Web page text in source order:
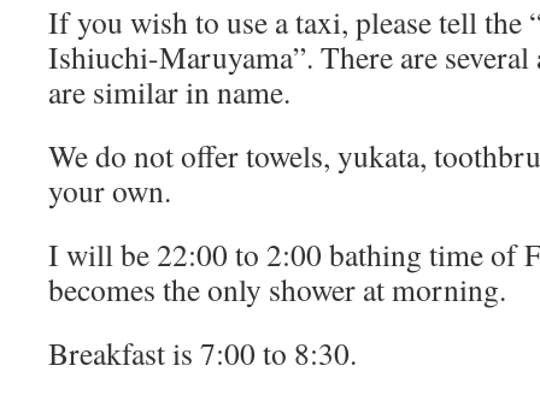
If you wish to use a taxi, please tell the
Ishiuchi-Maruyama”. There are
are similar in name.
We do not offer towels, yukata,
your own.
I will be 22:00 to 2:00 bathing time of
becomes the only shower at morning.
Breakfast is 7:00 to 8:30.